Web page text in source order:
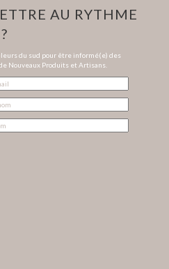
AU RYTHME
du sud pour être informé(e) des
Nouveaux Produits et Artisans.